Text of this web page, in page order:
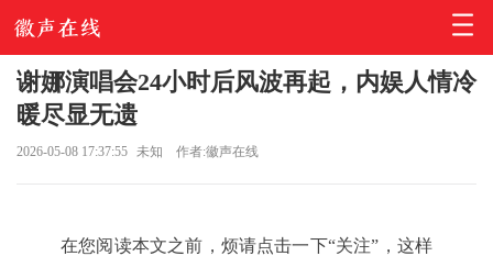
谢娜演唱会24小时后风波再起，内娱人情冷
暖尽显无遗
2026-05-08 17:37:55 未知 作者:徽声在线
在您阅读本文之前，烦请点击一下“关注”，这样